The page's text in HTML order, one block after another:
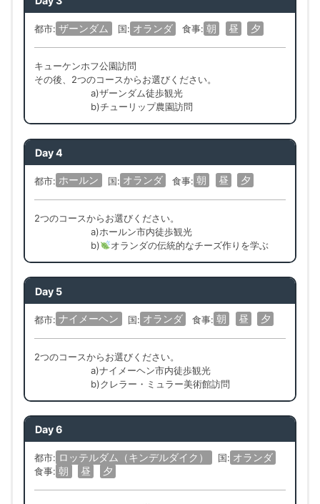
都市: ザーンダム 国: オランダ 食事: 朝 昼 夕
キューケンホフ公園訪問
その後、2つのコースからお選びください。
a)ザーンダム徒歩観光
b)チューリップ農園訪問
Day 4
都市: ホールン 国: オランダ 食事: 朝 昼 夕
2つのコースからお選びください。
a)ホールン市内徒歩観光
b)
オランダの伝統的なチーズ作りを学ぶ
Day 5
都市: ナイメーヘン 国: オランダ 食事: 朝 昼 夕
2つのコースからお選びください。
a)ナイメーヘン市内徒歩観光
b)クレラー・ミュラー美術館訪問
Day 6
都市: ロッテルダム（キンデルダイク） 国: オランダ
食事: 朝 昼 夕